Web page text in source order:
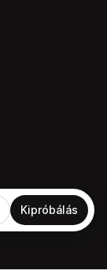
Kipróbálás